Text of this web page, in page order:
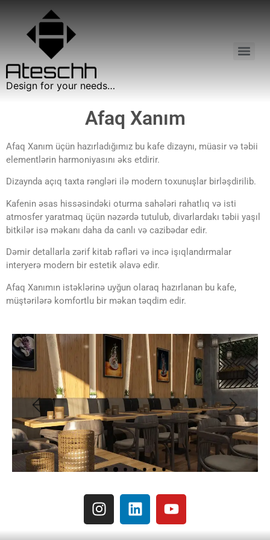
Design for your needs…
Afaq Xanım
Afaq Xanım üçün hazırladığımız bu kafe dizaynı, müasir və təbii
elementlərin harmoniyasını əks etdirir.
Dizaynda açıq taxta rəngləri ilə modern toxunuşlar birləşdirilib.
Kafenin əsas hissəsindəki oturma sahələri rahatlıq və isti
atmosfer yaratmaq üçün nəzərdə tutulub, divarlardakı təbii yaşıl
bitkilər isə məkanı daha da canlı və cazibədar edir.
Dəmir detallarla zərif kitab rəfləri və incə işıqlandırmalar
interyerə modern bir estetik əlavə edir.
Afaq Xanımın istəklərinə uyğun olaraq hazırlanan bu kafe,
müştərilərə komfortlu bir məkan təqdim edir.